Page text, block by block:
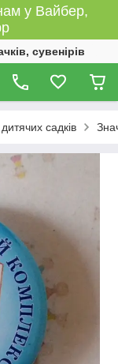
у Вайбер,
сувенірів
садків